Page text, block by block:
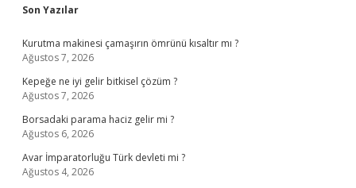
Sidebar
Son Yazılar
Kurutma makinesi çamaşırın ömrünü kısaltır mı ?
Ağustos 7, 2026
Kepeğe ne iyi gelir bitkisel çözüm ?
Ağustos 7, 2026
Borsadaki parama haciz gelir mi ?
Ağustos 6, 2026
Avar İmparatorluğu Türk devleti mi ?
Ağustos 4, 2026